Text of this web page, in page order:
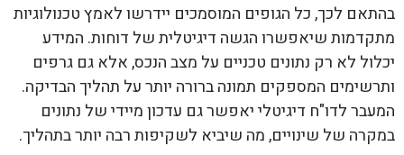
בהתאם לכך, כל הגופים המוסמכים יידרשו לאמץ טכנולוגיות
מתקדמות שיאפשרו הגשה דיגיטלית של דוחות. המידע
יכלול לא רק נתונים טכניים על מצב הנכס, אלא גם גרפים
ותרשימים המספקים תמונה ברורה יותר על תהליך הבדיקה.
המעבר לדו"ח דיגיטלי יאפשר גם עדכון מיידי של נתונים
במקרה של שינויים, מה שיביא לשקיפות רבה יותר בתהליך.